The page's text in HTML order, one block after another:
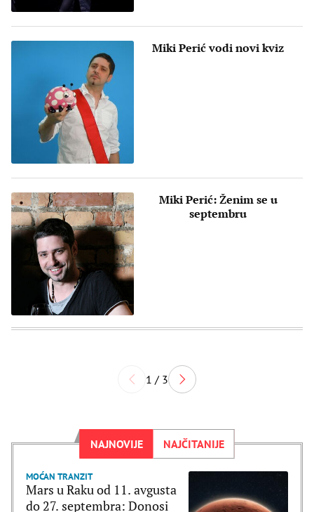
Miki Perić vodi novi kviz
Miki Perić: Ženim se u
septembru
1 / 3
NAJNOVIJE NAJČITANIJE
MOĆAN TRANZIT
Mars u Raku od 11. avgusta
do 27. septembra: Donosi